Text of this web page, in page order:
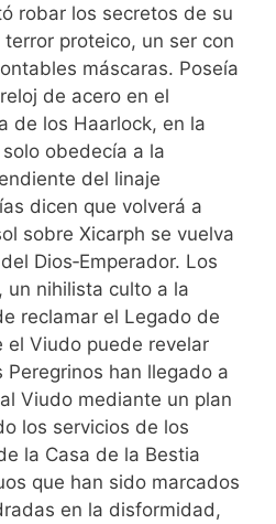
robar los secretos de su
proteico, un ser con
máscaras. Poseía
de acero en el
de los Haarlock, en la
obedecía a la
del linaje
dicen que volverá a
sobre Xicarph se vuelva
Dios‑Emperador. Los
un nihilista culto a la
reclamar el Legado de
el Viudo puede revelar
Peregrinos han llegado a
Viudo mediante un plan
los servicios de los
la Casa de la Bestia
que han sido marcados
en la disformidad,